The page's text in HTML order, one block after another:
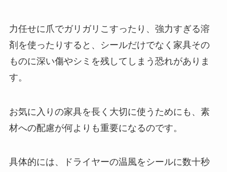
力任せに爪でガリガリこすったり、強力すぎる溶
剤を使ったりすると、シールだけでなく家具その
ものに深い傷やシミを残してしまう恐れがありま
す。
お気に入りの家具を長く大切に使うためにも、素
材への配慮が何よりも重要になるのです。
具体的には、ドライヤーの温風をシールに数十秒